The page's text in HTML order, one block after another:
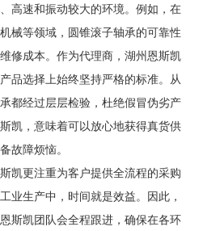
高速和振动较大的环境。例如，在
械等领域，圆锥滚子轴承的可靠性
修成本。作为代理商，湖州恩斯凯
品选择上始终坚持严格的标准。从
都经过层层检验，杜绝假冒伪劣产
凯，意味着可以放心地获得真货供
故障烦恼。
凯更注重为客户提供全流程的采购
业生产中，时间就是效益。因此，
斯凯团队会全程跟进，确保在各环